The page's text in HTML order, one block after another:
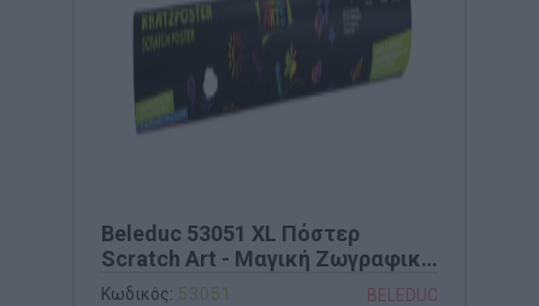
Beleduc 53051 XL Πόστερ
Scratch Art - Μαγική Ζωγραφική
(750x520mm)
Κωδικός: 53051 BELEDUC